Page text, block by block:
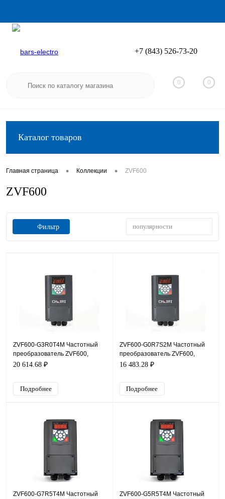
Вход
+7 (843) 526-73-20
0 0
Каталог товаров
Главная страница • Коллекции • ZVF600
ZVF600
Фильтр популярности
ZVF600-G3R0T4M Частотный
преобразователь ZVF600,
380В, 3кВт, 6,8А, IP54
20 614.68 ₽
Подробнее
ZVF600-G0R7S2M Частотный
преобразователь ZVF600,
220В, 0,75кВт, 4,5А, IP54
16 483.28 ₽
Подробнее
ZVF600-G7R5T4M Частотный
ZVF600-G5R5T4M Частотный